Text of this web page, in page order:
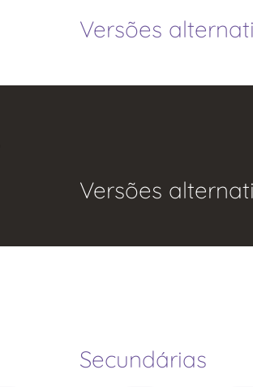
Versões
Versões
Secundárias​